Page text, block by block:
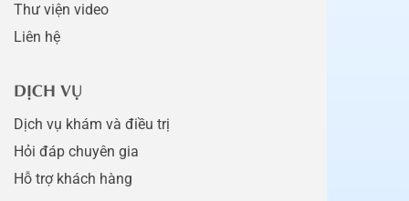
Thư viện video
Liên hệ
DỊCH VỤ
Dịch vụ khám và điều trị
Hỏi đáp chuyên gia
Hỗ trợ khách hàng